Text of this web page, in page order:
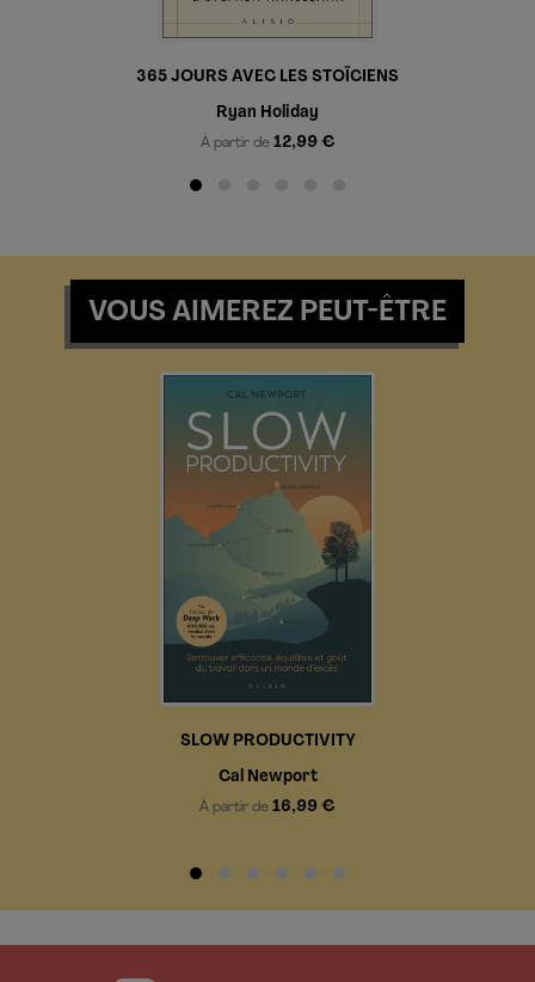
365 JOURS AVEC LES STOÏCIENS
Ryan Holiday
À partir de 12,99 €
VOUS AIMEREZ PEUT-ÊTRE
SLOW PRODUCTIVITY
Cal Newport
À partir de 16,99 €